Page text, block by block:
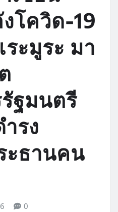
โควิด-19
ระมูระ มา
ฐมนตรี
รง
ะธานคน
0